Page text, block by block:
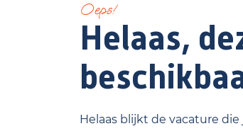
Oeps!
Helaas,
Helaas blijkt de vacature